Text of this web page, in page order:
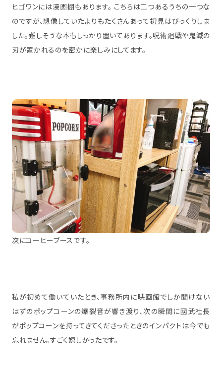
ヒゴワンには漫画棚もあります。 こちらは二つあるうちの一つな
のですが、想像していたよりもたくさんあって初見はびっくりしま
した。難しそうな本もしっかり置いてあります。呪術廻戦や鬼滅の
刃が置かれるのを密かに楽しみにしてます。
次にコーヒーブースです。
私が初めて働いていたとき、事務所内に映画館でしか聞けない
はずのポップコーンの爆裂音が響き渡り、次の瞬間に國武社長
がポップコーンを持ってきてくださったときのインパクトは今でも
忘れません。すごく嬉しかったです。